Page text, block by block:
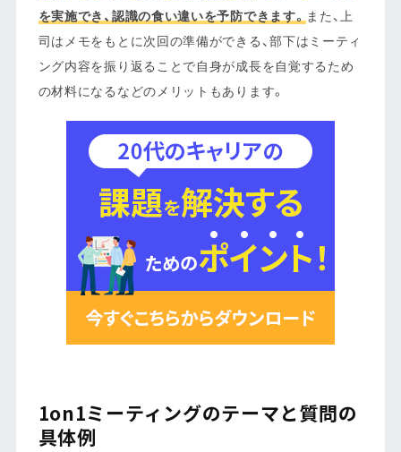
を実施でき、認識の食い違いを予防できます。 また、上
司はメモをもとに次回の準備ができる、部下はミーティ
ング内容を振り返ることで自身が成長を自覚するため
の材料になるなどのメリットもあります。
1on1ミーティングのテーマと質問の
具体例